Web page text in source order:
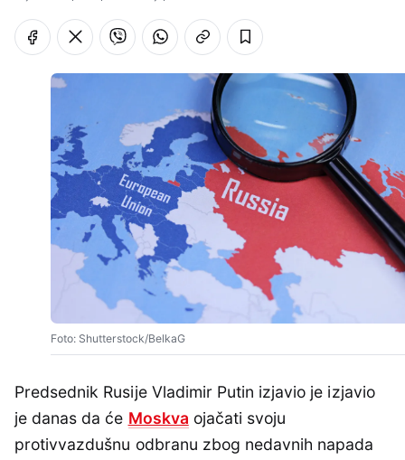
Foto: Shutterstock/BelkaG
Predsednik Rusije Vladimir Putin izjavio je izjavio
je danas da će Moskva ojačati svoju
protivvazdušnu odbranu zbog nedavnih napada